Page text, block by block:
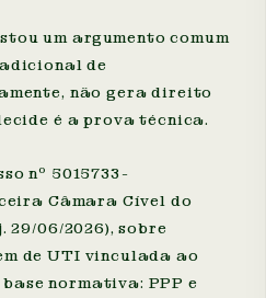
um argumento comum
de
não gera direito
é a prova técnica.
nº 5015733-
Câmara Cível do
29/06/2026), sobre
de UTI vinculada ao
normativa: PPP e